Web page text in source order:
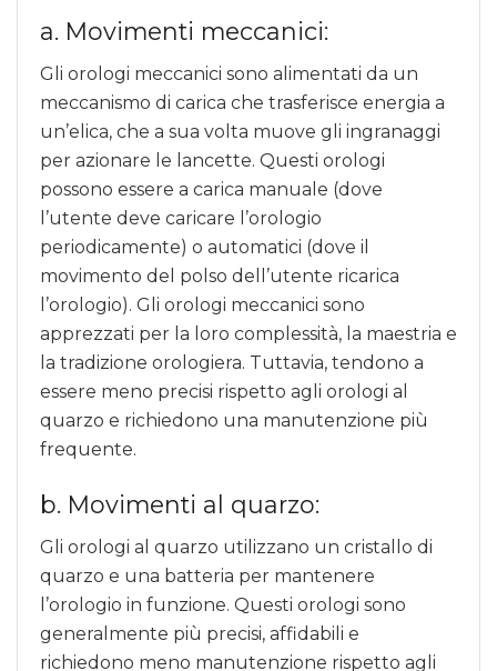
a. Movimenti meccanici:
Gli orologi meccanici sono alimentati da un
meccanismo di carica che trasferisce energia a
un’elica, che a sua volta muove gli ingranaggi
per azionare le lancette. Questi orologi
possono essere a carica manuale (dove
l’utente deve caricare l’orologio
periodicamente) o automatici (dove il
movimento del polso dell’utente ricarica
l’orologio). Gli orologi meccanici sono
apprezzati per la loro complessità, la maestria e
la tradizione orologiera. Tuttavia, tendono a
essere meno precisi rispetto agli orologi al
quarzo e richiedono una manutenzione più
frequente.
b. Movimenti al quarzo:
Gli orologi al quarzo utilizzano un cristallo di
quarzo e una batteria per mantenere
l’orologio in funzione. Questi orologi sono
generalmente più precisi, affidabili e
richiedono meno manutenzione rispetto agli